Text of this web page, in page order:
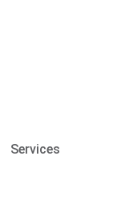
Services